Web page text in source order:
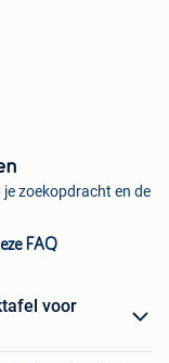
zoekopdracht en de
FAQ
voor